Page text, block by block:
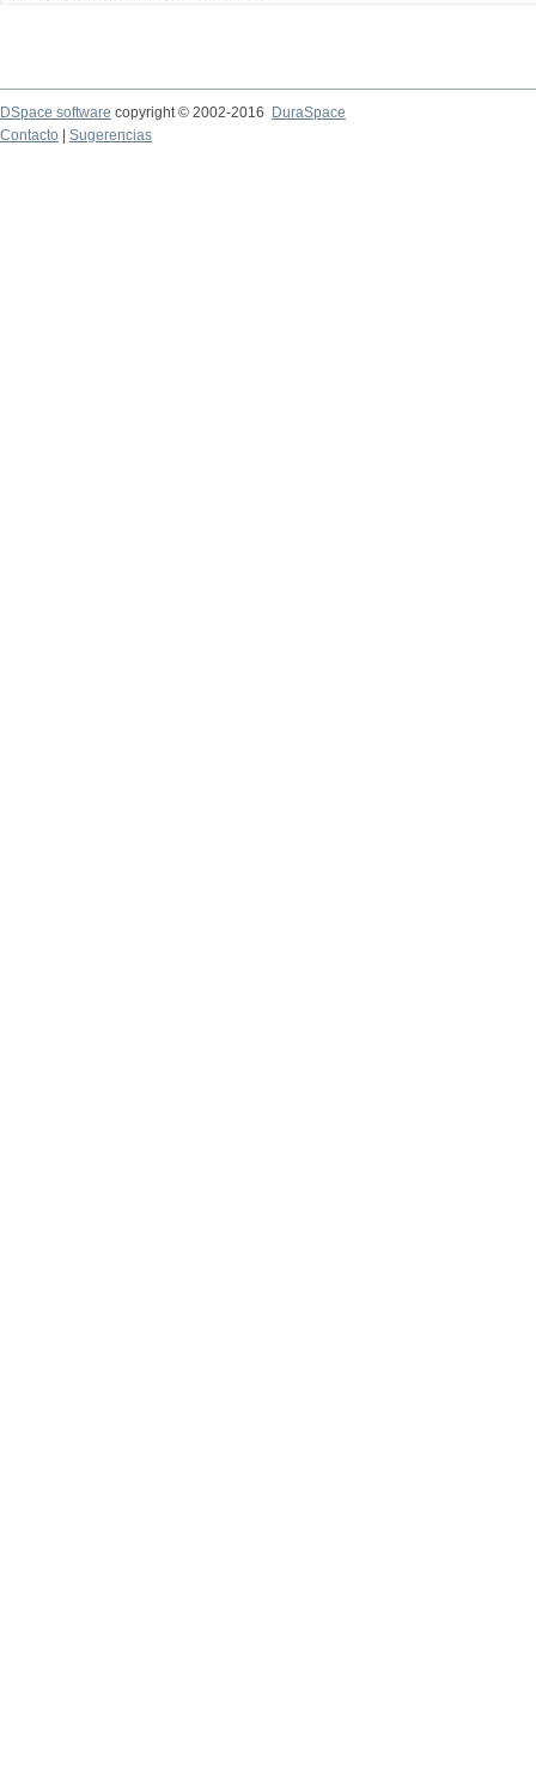
DSpace software copyright © 2002-2016
DuraSpace
Contacto
Sugerencias